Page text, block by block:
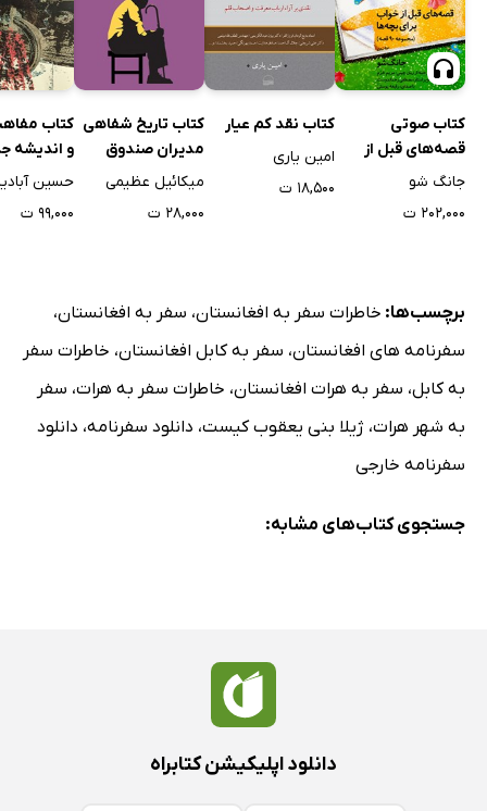
هشت مارس در افغانستان
خلبانان زن
قصۀ ژنرال عزیزه
گیسو جهانگیری
اختلافات فارس‌ها و پشتون‌ها
پدرام متهم می‌کند: کرزای از طالبان بود
حجاب به سبک ایرانی
نشریه‌های هرات
دموکراسی با ناهار
درشکه‌های هرات و پفک‌های ایران
ایران در نگاه روشنفکران، روزنامه‌نگاران و جوانان هرات
اصلی‌ترین منتقدان ایران
کتاب صوتی
قصه‌های قبل از
خواب برای بچه‌ها -
جانگ شو
۲۰۲,۰۰۰ ت
کتاب نقد کم عیار
امین یاری
۱۸,۵۰۰ ت
کتاب تاریخ شفاهی
مدیران صندوق
بازنشستگی کشوری
میکائیل عظیمی
۲۸,۰۰۰ ت
کتاب
و اندیشه
حسین
۹۹,۰۰۰ ت
برچسب‌ها: خاطرات سفر به افغانستان، سفر به افغانستان،
سفرنامه های افغانستان، سفر به کابل افغانستان، خاطرات سفر
به کابل، سفر به هرات افغانستان، خاطرات سفر به هرات، سفر
به شهر هرات، ژیلا بنی یعقوب کیست، دانلود سفرنامه، دانلود
سفرنامه خارجی
جستجوی کتاب‌های مشابه:
دانلود اپلیکیشن کتابراه